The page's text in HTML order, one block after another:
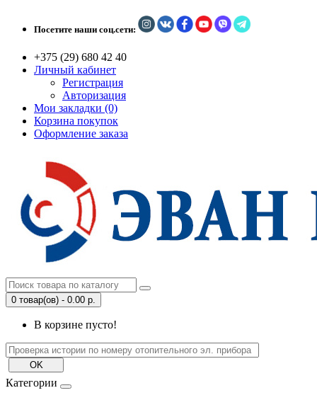
Посетите наши соц.сети:
+375 (29) 680 42 40
Личный кабинет
Регистрация
Авторизация
Мои закладки (0)
Корзина покупок
Оформление заказа
0 товар(ов) - 0.00 р.
В корзине пусто!
Категории